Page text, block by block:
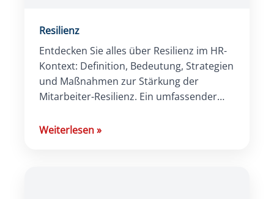
Resilienz
Entdecken Sie alles über Resilienz im HR-
Kontext: Definition, Bedeutung, Strategien
und Maßnahmen zur Stärkung der
Mitarbeiter-Resilienz. Ein umfassender
Weiterlesen»